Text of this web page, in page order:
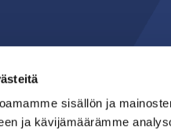
sisällön ja
ja kävijämäärämme